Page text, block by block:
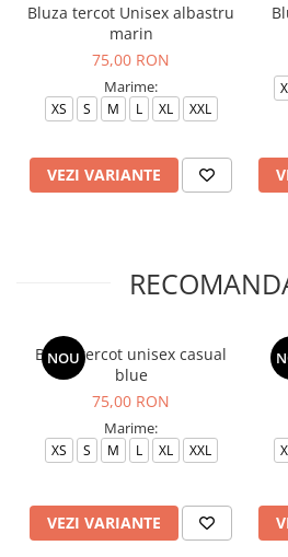
Bluza tercot Unisex albastru
marin
75,00 RON
Marime:
XS S M L XL XXL
VEZI VARIANTE
NOU
Bluza tercot unisex casual
blue
75,00 RON
Marime:
XS S M L XL XXL
VEZI VARIANTE